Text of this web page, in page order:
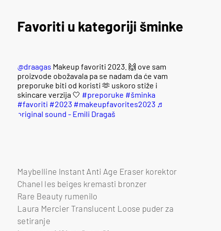
Favoriti u kategoriji šminke
@draagas Makeup favoriti 2023. 🙌 ove sam
proizvode obožavala pa se nadam da će vam
preporuke biti od koristi 🫶 uskoro stiže i
skincare verzija 🤍 #preporuke #šminka
#favoriti #2023 #makeupfavorites2023 ♬
original sound - Emili Dragaš
Maybelline Instant Anti Age Eraser korektor
Chanel les beiges kremasti bronzer
Rare Beauty rumenilo
Laura Mercier Translucent Loose puder za
setiranje